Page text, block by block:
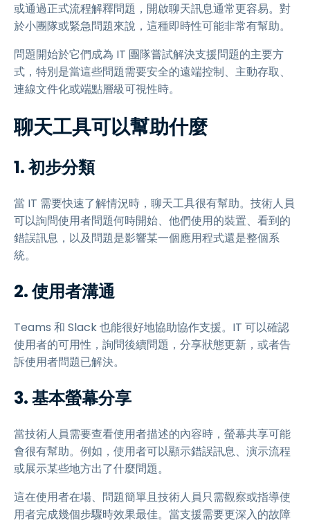
或通過正式流程解釋問題，開啟聊天訊息通常更容易。對
於小團隊或緊急問題來說，這種即時性可能非常有幫助。
問題開始於它們成為 IT 團隊嘗試解決支援問題的主要方
式，特別是當這些問題需要安全的遠端控制、主動存取、
連線文件化或端點層級可視性時。
聊天工具可以幫助什麼
1. 初步分類
當 IT 需要快速了解情況時，聊天工具很有幫助。技術人員
可以詢問使用者問題何時開始、他們使用的裝置、看到的
錯誤訊息，以及問題是影響某一個應用程式還是整個系
統。
2. 使用者溝通
Teams 和 Slack 也能很好地協助協作支援。IT 可以確認
使用者的可用性，詢問後續問題，分享狀態更新，或者告
訴使用者問題已解決。
3. 基本螢幕分享
當技術人員需要查看使用者描述的內容時，螢幕共享可能
會很有幫助。例如，使用者可以顯示錯誤訊息、演示流程
或展示某些地方出了什麼問題。
這在使用者在場、問題簡單且技術人員只需觀察或指導使
用者完成幾個步驟時效果最佳。當支援需要更深入的故障